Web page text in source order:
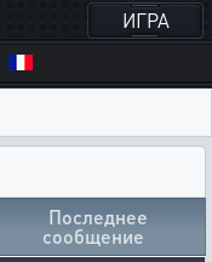
ИГРА
Последнее
сообщение